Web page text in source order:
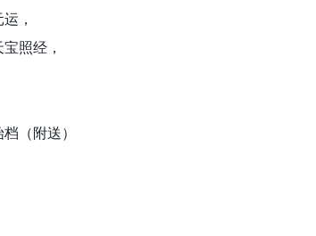
，
照经，
（附送）